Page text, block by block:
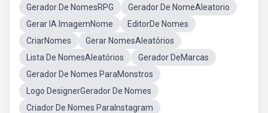
Gerador De NomesRPG
Gerador De NomeAleatorio
Gerar IA ImagemNome
EditorDe Nomes
CriarNomes
Gerar NomesAleatórios
Lista De NomesAleatórios
Gerador DeMarcas
Gerador De Nomes ParaMonstros
Logo DesignerGerador De Nomes
Criador De Nomes ParaInstagram